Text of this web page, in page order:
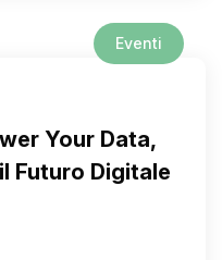
Eventi
Your Data,
Futuro Digitale